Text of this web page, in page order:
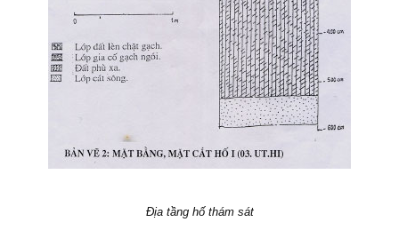
Địa tầng hố thám sát